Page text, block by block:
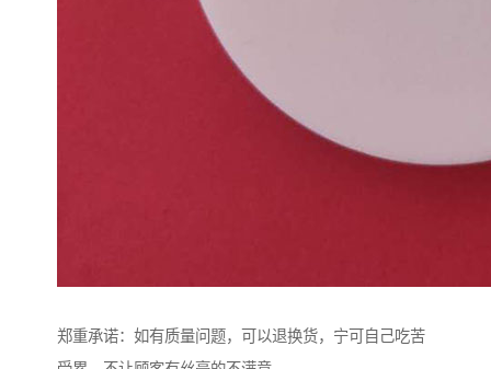
郑重承诺：如有质量问题，可以退换货，宁可自己吃苦